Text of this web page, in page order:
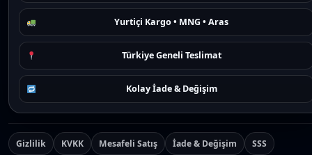
Yurtiçi Kargo • MNG • Aras
Türkiye Geneli Teslimat
Kolay İade & Değişim
Gizlilik KVKK Mesafeli Satış İade & Değişim SSS